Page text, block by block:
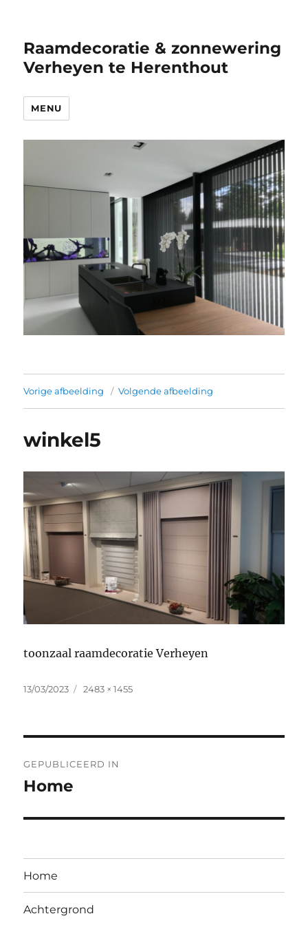
Raamdecoratie & zonnewering
Verheyen te Herenthout
MENU
Vorige afbeelding Volgende afbeelding
winkel5
toonzaal raamdecoratie Verheyen
Geplaatst
13/03/2023
Volledige
2483 × 1455
navigatie
GEPUBLICEERD IN
Home
Home
Achtergrond